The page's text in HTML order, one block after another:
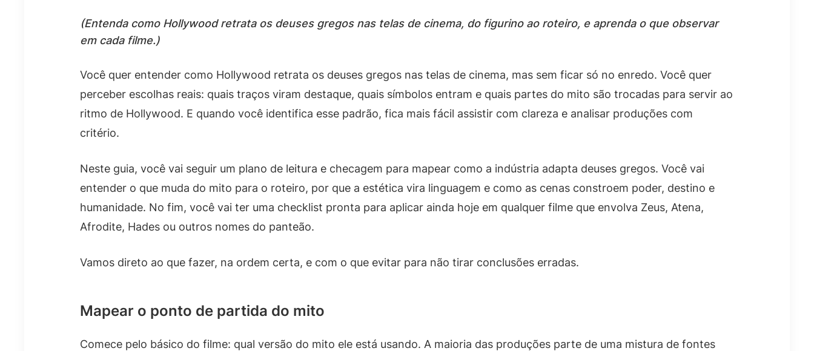
(Entenda como Hollywood retrata os deuses gregos nas telas de cinema, do figurino ao roteiro, e aprenda o que observar
em cada filme.)
Você quer entender como Hollywood retrata os deuses gregos nas telas de cinema, mas sem ficar só no enredo. Você quer
perceber escolhas reais: quais traços viram destaque, quais símbolos entram e quais partes do mito são trocadas para servir ao
ritmo de Hollywood. E quando você identifica esse padrão, fica mais fácil assistir com clareza e analisar produções com
critério.
Neste guia, você vai seguir um plano de leitura e checagem para mapear como a indústria adapta deuses gregos. Você vai
entender o que muda do mito para o roteiro, por que a estética vira linguagem e como as cenas constroem poder, destino e
humanidade. No fim, você vai ter uma checklist pronta para aplicar ainda hoje em qualquer filme que envolva Zeus, Atena,
Afrodite, Hades ou outros nomes do panteão.
Vamos direto ao que fazer, na ordem certa, e com o que evitar para não tirar conclusões erradas.
Mapear o ponto de partida do mito
Comece pelo básico do filme: qual versão do mito ele está usando. A maioria das produções parte de uma mistura de fontes